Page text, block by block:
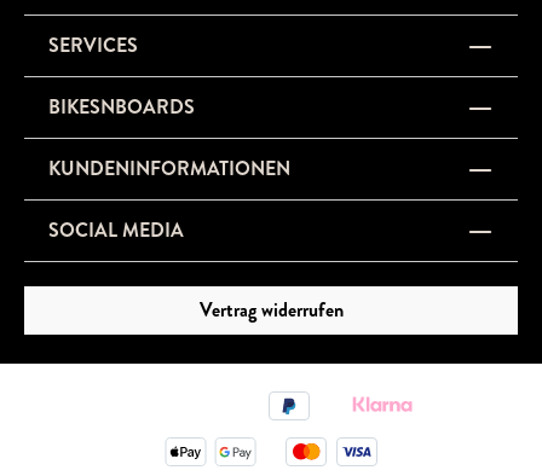
SERVICES
BIKESNBOARDS
KUNDENINFORMATIONEN
SOCIAL MEDIA
Vertrag widerrufen